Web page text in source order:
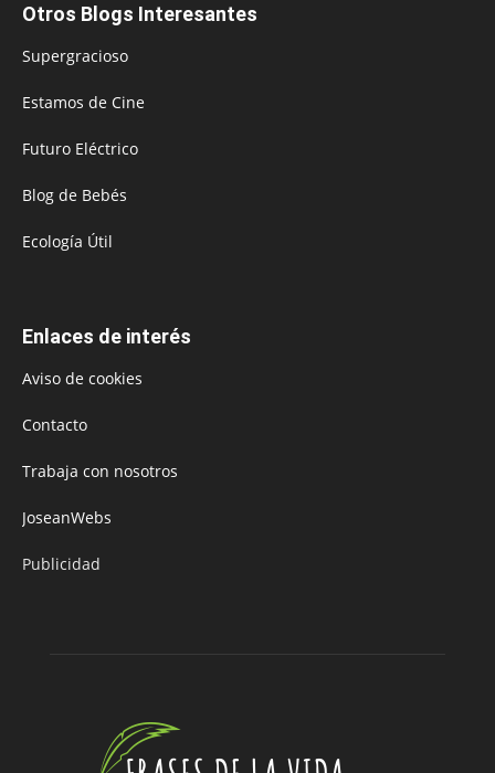
Otros Blogs Interesantes
Supergracioso
Estamos de Cine
Futuro Eléctrico
Blog de Bebés
Ecología Útil
Enlaces de interés
Aviso de cookies
Contacto
Trabaja con nosotros
JoseanWebs
Publicidad